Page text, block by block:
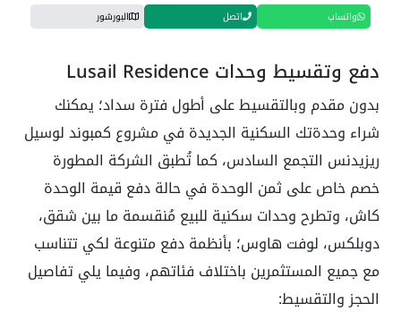
واتساب اتصل البورشور
دفع وتقسيط وحدات Lusail Residence
بدون مقدم وبالتقسيط على أطول فترة سداد؛ يمكنك
شراء وحدةتك السكنية الجديدة في مشروع كمبوند لوسيل
ريزيدنس التجمع السادس، كما تُطبق الشركة المطورة
خصم خاص على ثمن الوحدة في حالة دفع قيمة الوحدة
كاش، وتطرح وحدات سكنية للبيع مُنقسمة ما بين شقق،
دوبلكس، لوفت هاوس؛ بأنظمة دفع متنوعة لكي تتناسب
مع جميع المستثمرين باختلاف فئاتهم، وفيما يلي تفاصيل
الحجز والتقسيط: